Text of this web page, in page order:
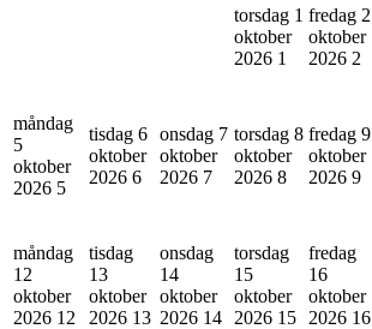
torsdag 1
oktober
2026 1
fredag 2
oktober
2026 2
måndag
5
oktober
2026 5
tisdag 6
oktober
2026 6
onsdag 7
oktober
2026 7
torsdag 8
oktober
2026 8
fredag 9
oktober
2026 9
måndag
12
oktober
2026 12
tisdag
13
oktober
2026 13
onsdag
14
oktober
2026 14
torsdag
15
oktober
2026 15
fredag
16
oktober
2026 16